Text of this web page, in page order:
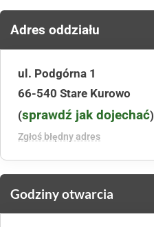
Adres oddziału
ul. Podgórna 1
66-540 Stare Kurowo
(sprawdź jak dojechać)
Zgłoś błędny adres
Godziny otwarcia